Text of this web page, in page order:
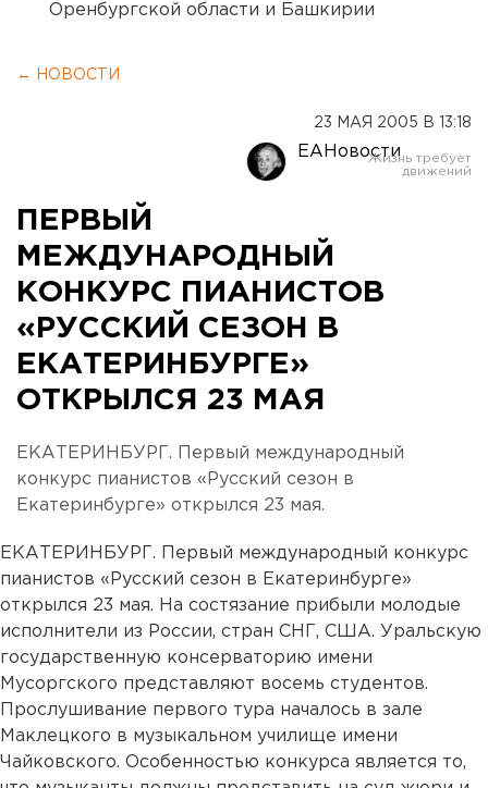
Оренбургской области и Башкирии
← НОВОСТИ
23 МАЯ 2005 В 13:18
ЕАНовости
ПЕРВЫЙ
МЕЖДУНАРОДНЫЙ
КОНКУРС ПИАНИСТОВ
«РУССКИЙ СЕЗОН В
ЕКАТЕРИНБУРГЕ»
ОТКРЫЛСЯ 23 МАЯ
ЕКАТЕРИНБУРГ. Первый международный
конкурс пианистов «Русский сезон в
Екатеринбурге» открылся 23 мая.
ЕКАТЕРИНБУРГ. Первый международный конкурс
пианистов «Русский сезон в Екатеринбурге»
открылся 23 мая. На состязание прибыли молодые
исполнители из России, стран СНГ, США. Уральскую
государственную консерваторию имени
Мусоргского представляют восемь студентов.
Прослушивание первого тура началось в зале
Маклецкого в музыкальном училище имени
Чайковского. Особенностью конкурса является то,